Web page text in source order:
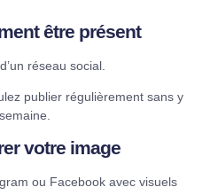
être présent
réseau social.
publier régulièrement sans y
votre image
ou Facebook avec visuels